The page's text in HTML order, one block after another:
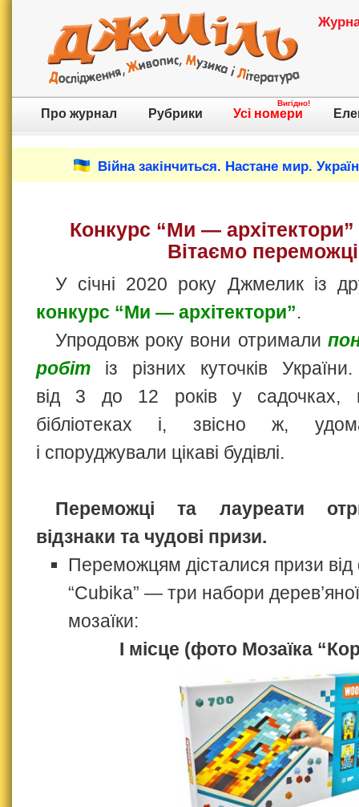
Про журнал Рубрики Усі номери
Вигідно!
Війна закінчиться. Настане мир.
Конкурс “Ми —
Вітаємо
У січні 2020 року Джмелик із
конкурс “Ми — архітектори”.
Упродовж року вони отримали
робіт із різних куточків
від 3 до 12 років у садочках,
бібліотеках і, звісно ж,
і споруджували цікаві будівлі.
Переможці та лауреати
відзнаки та чудові призи.
Переможцям дісталися призи
“Cubika” — три набори дерев’яної
мозаїки:
І місце (фото Мозаїка